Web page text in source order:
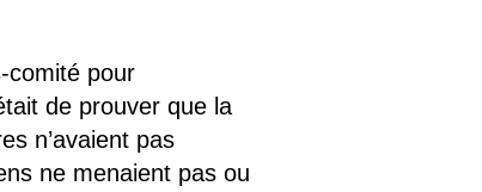
comité pour
de prouver que la
n’avaient pas
ne menaient pas ou